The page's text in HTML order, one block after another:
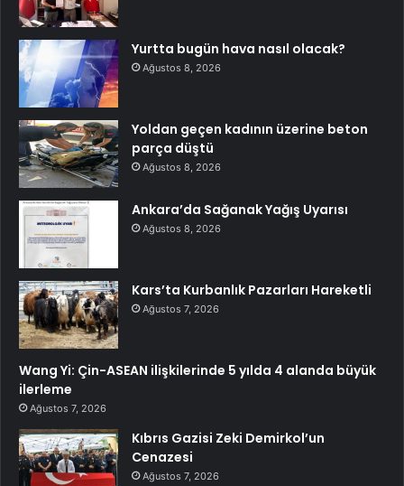
Yurtta bugün hava nasıl olacak?
Ağustos 8, 2026
Yoldan geçen kadının üzerine beton
parça düştü
Ağustos 8, 2026
Ankara’da Sağanak Yağış Uyarısı
Ağustos 8, 2026
Kars’ta Kurbanlık Pazarları Hareketli
Ağustos 7, 2026
Wang Yi: Çin-ASEAN ilişkilerinde 5 yılda 4 alanda büyük
ilerleme
Ağustos 7, 2026
Kıbrıs Gazisi Zeki Demirkol’un
Cenazesi
Ağustos 7, 2026